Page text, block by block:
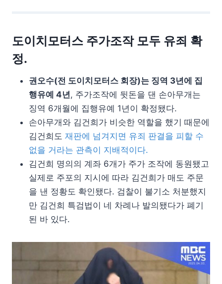
도이치모터스 주가조작 모두 유죄 확
정.
권오수(전 도이치모터스 회장)는 징역 3년에 집
행유예 4년, 주가조작에 뒷돈을 댄 손아무개는
징역 6개월에 집행유예 1년이 확정됐다.
손아무개와 김건희가 비슷한 역할을 했기 때문에
김건희도 재판에 넘겨지면 유죄 판결을 피할 수
없을 거라는 관측이 지배적이다.
김건희 명의의 계좌 6개가 주가 조작에 동원됐고
실제로 주포의 지시에 따라 김건희가 매도 주문
을 낸 정황도 확인됐다. 검찰이 불기소 처분했지
만 김건희 특검법이 네 차례나 발의됐다가 폐기
된 바 있다.